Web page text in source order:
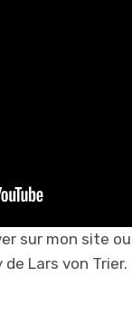
sur mon site
Lars von